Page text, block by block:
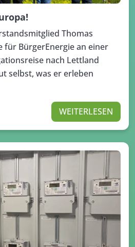
Thomas
für BürgerEnergie an einer
nach Lettland
selbst, was er erleben
WEITERLESEN